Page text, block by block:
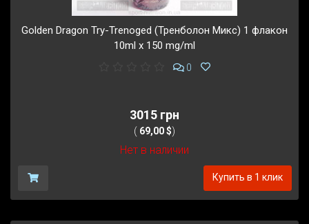
Golden Dragon Try-Trenoged (Тренболон Микс) 1 флакон
10ml x 150 mg/ml
0
3015 грн
( 69,00 $)
Нет в наличии
Купить в 1 клик